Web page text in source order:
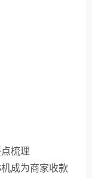
梳理
成为商家收款